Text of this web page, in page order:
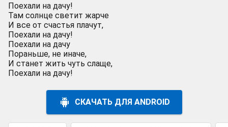
Поехали на дачу!
Там солнце светит жарче
И все от счастья плачут,
Поехали на дачу!
Поехали на дачу
Пораньше, не иначе,
И станет жить чуть слаще,
Поехали на дачу!
СКАЧАТЬ ДЛЯ ANDROID